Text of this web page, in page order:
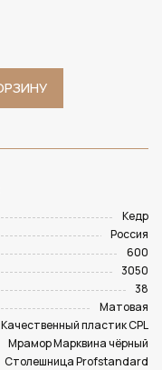
Кедр
Россия
600
3050
38
Матовая
Качественный пластик CPL
Мрамор Марквина чёрный
Столешница Profstandard